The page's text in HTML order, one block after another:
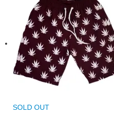
SOLD OUT